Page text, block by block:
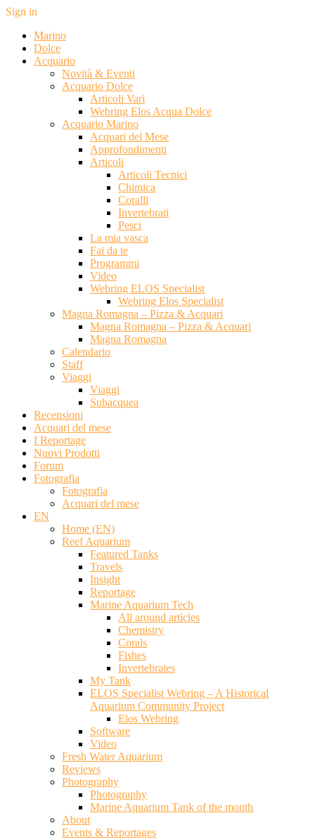
Sign in
Marino
Dolce
Acquario
Novità & Eventi
Acquario Dolce
Articoli Vari
Webring Elos Acqua Dolce
Acquario Marino
Acquari del Mese
Approfondimenti
Articoli
Articoli Tecnici
Chimica
Coralli
Invertebrati
Pesci
La mia vasca
Fai da te
Programmi
Video
Webring ELOS Specialist
Webring Elos Specialist
Magna Romagna – Pizza & Acquari
Magna Romagna – Pizza & Acquari
Magna Romagna
Calendario
Staff
Viaggi
Viaggi
Subacquea
Recensioni
Acquari del mese
I Reportage
Nuovi Prodotti
Forum
Fotografia
Fotografia
Acquari del mese
EN
Home (EN)
Reef Aquarium
Featured Tanks
Travels
Insight
Reportage
Marine Aquarium Tech
All around articles
Chemistry
Corals
Fishes
Invertebrates
My Tank
ELOS Specialist Webring – A Historical
Aquarium Community Project
Elos Webring
Software
Video
Fresh Water Aquarium
Reviews
Photography
Photography
Marine Aquarium Tank of the month
About
Events & Reportages